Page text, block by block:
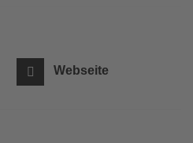
Webseite